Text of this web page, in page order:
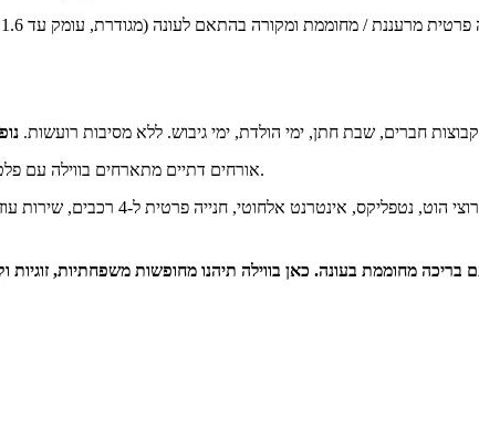
חברים, שבת חתן, ימי הולדת, ימי גיבוש. ללא מסיבות רועשות.
אורחים דתיים מתארחים בווילה עם פלטת שבת, מיחם, כיור כפול, שעון שבת, בית כנסת ומקווה במרחק הליכה.
בריכה פרטית מרעננת / מחוממת
מחוממת בעונה. כאן בווילה תיהנו מחופשות משפחתיות, זוגיות